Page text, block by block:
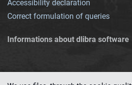
Accessibility declaration
Correct formulation of queries
Informations about dlibra software